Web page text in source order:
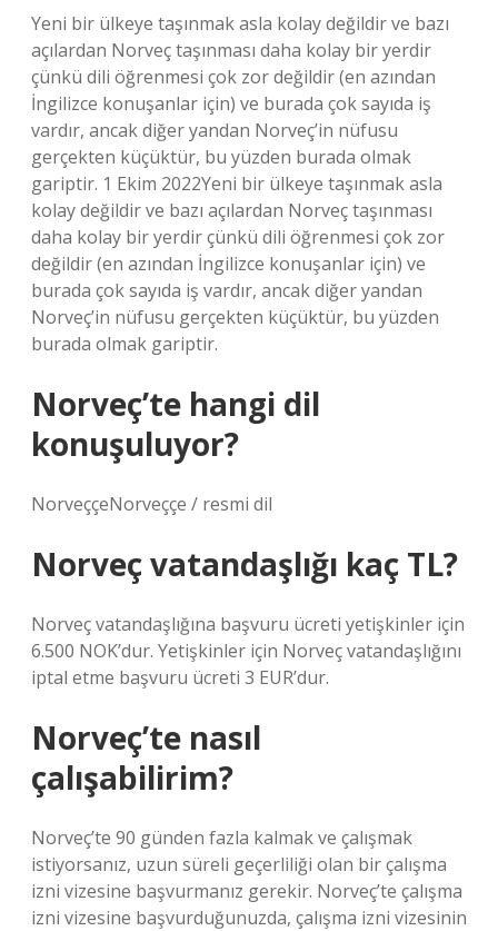
Yeni bir ülkeye taşınmak asla kolay değildir ve bazı
açılardan Norveç taşınması daha kolay bir yerdir
çünkü dili öğrenmesi çok zor değildir (en azından
İngilizce konuşanlar için) ve burada çok sayıda iş
vardır, ancak diğer yandan Norveç’in nüfusu
gerçekten küçüktür, bu yüzden burada olmak
gariptir. 1 Ekim 2022Yeni bir ülkeye taşınmak asla
kolay değildir ve bazı açılardan Norveç taşınması
daha kolay bir yerdir çünkü dili öğrenmesi çok zor
değildir (en azından İngilizce konuşanlar için) ve
burada çok sayıda iş vardır, ancak diğer yandan
Norveç’in nüfusu gerçekten küçüktür, bu yüzden
burada olmak gariptir.
Norveç’te hangi dil
konuşuluyor?
NorveççeNorveççe / resmi dil
Norveç vatandaşlığı kaç TL?
Norveç vatandaşlığına başvuru ücreti yetişkinler için
6.500 NOK’dur. Yetişkinler için Norveç vatandaşlığını
iptal etme başvuru ücreti 3 EUR’dur.
Norveç’te nasıl
çalışabilirim?
Norveç’te 90 günden fazla kalmak ve çalışmak
istiyorsanız, uzun süreli geçerliliği olan bir çalışma
izni vizesine başvurmanız gerekir. Norveç’te çalışma
izni vizesine başvurduğunuzda, çalışma izni vizesinin